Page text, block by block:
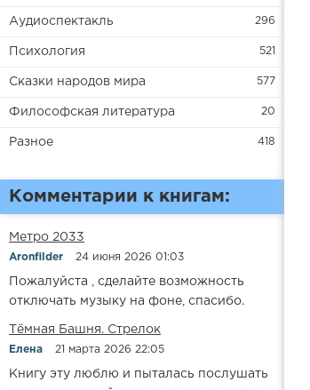
Аудиоспектакль 296
Психология 521
Сказки народов мира 577
Философская литература 20
Разное 418
Комментарии к книгам:
Метро 2033
Aronfilder 24 июня 2026 01:03
Пожалуйста , сделайте возможность
отключать музыку на фоне, спасибо.
​​Тёмная Башня. Стрелок
Елена 21 марта 2026 22:05
Книгу эту люблю и пыталась послушать